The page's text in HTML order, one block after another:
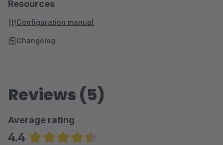
Resources
Configuration manual
Changelog
Reviews (5)
Average rating
4.4